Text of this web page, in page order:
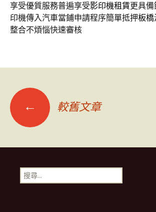
享受優質服務普遍享受影印機租賃更具
印機傳入汽車當鋪申請程序簡單抵押板橋
整合不煩惱快速審核
文
章
導
← 較舊文章
搜
尋